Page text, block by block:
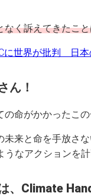
なく訴えてきたこ
に世界が批判 日
ん！
命がかかったこの
来と命を手放さ
なアクションを計
、Climate